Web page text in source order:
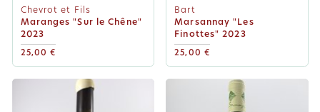
Chevrot et Fils
Maranges "Sur le Chêne"
2023
25,00 €
Bart
Marsannay "Les
Finottes" 2023
25,00 €